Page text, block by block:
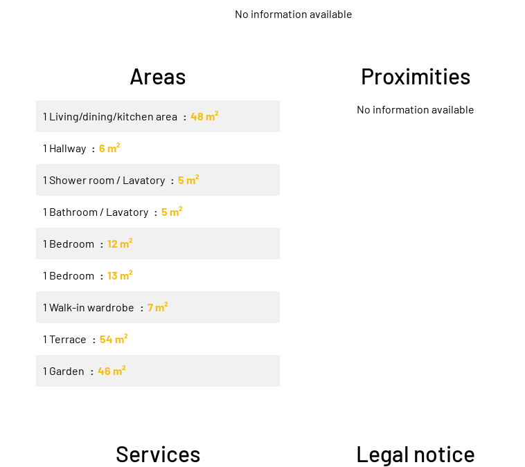
No information available
Areas
1 Living/dining/kitchen area 48 m²
1 Hallway 6 m²
1 Shower room / Lavatory 5 m²
1 Bathroom / Lavatory 5 m²
1 Bedroom 12 m²
1 Bedroom 13 m²
1 Walk-in wardrobe 7 m²
1 Terrace 54 m²
1 Garden 46 m²
Proximities
No information available
Services Legal notice